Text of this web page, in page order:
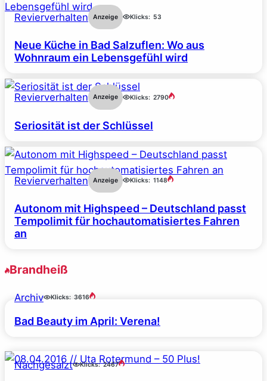
Revierverhalten Anzeige Klicks: 53
Neue Küche in Bad Salzuflen: Wo aus
Wohnraum ein Lebensgefühl wird
Revierverhalten Anzeige Klicks: 2790
Seriosität ist der Schlüssel
Revierverhalten Anzeige Klicks: 1148
Autonom mit Highspeed – Deutschland passt
Tempolimit für hochautomatisiertes Fahren
an
Brandheiß
Archiv Klicks: 3616
Bad Beauty im April: Verena!
Nachgesalzt Klicks: 2467